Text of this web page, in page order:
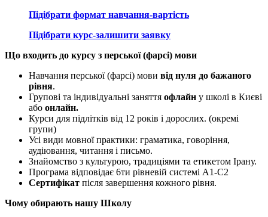
Підібрати формат навчання-вартість
Підібрати курс-залишити заявку
Що входить до курсу з перської (фарсі) мови
Навчання перської (фарсі) мови від нуля до бажаного
рівня.
Групові та індивідуальні заняття офлайн у школі в Києві
або онлайн.
Курси для підлітків від 12 років і дорослих. (окремі
групи)
Усі види мовної практики: граматика, говоріння,
аудіювання, читання і письмо.
Знайомство з культурою, традиціями та етикетом Ірану.
Програма відповідає 6ти рівневій системі А1-С2
Сертифікат після завершення кожного рівня.
Чому обирають нашу Школу